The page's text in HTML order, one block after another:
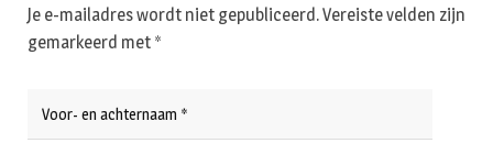
Je e-mailadres wordt niet gepubliceerd.Vereiste velden zijn
gemarkeerd met *